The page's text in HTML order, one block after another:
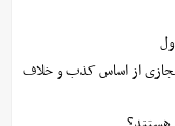
از اساس کذب و خلاف